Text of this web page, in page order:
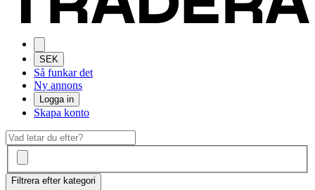
SEK
Så funkar det
Ny annons
Logga in
Skapa konto
Filtrera efter kategori